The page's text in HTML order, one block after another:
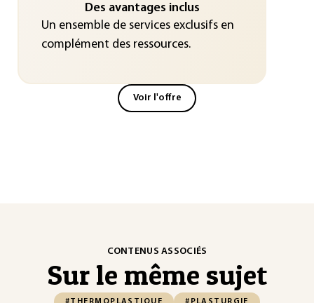
Des avantages inclus
Un ensemble de services exclusifs en
complément des ressources.
Voir l'offre
CONTENUS ASSOCIÉS
Sur le même sujet